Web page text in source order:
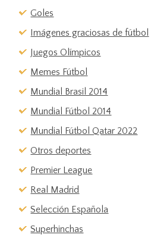
Goles
Imágenes graciosas de fútbol
Juegos Olímpicos
Memes Fútbol
Mundial Brasil 2014
Mundial Fútbol 2014
Mundial Fútbol Qatar 2022
Otros deportes
Premier League
Real Madrid
Selección Española
Superhinchas